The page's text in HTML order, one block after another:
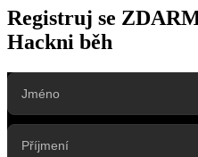
Registruj se
Hackni běh